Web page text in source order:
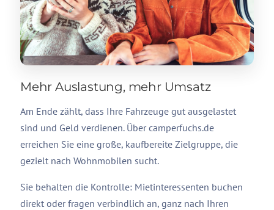
Mehr Auslastung, mehr Umsatz
Am Ende zählt, dass Ihre Fahrzeuge gut ausgelastet
sind und Geld verdienen. Über camperfuchs.de
erreichen Sie eine große, kaufbereite Zielgruppe, die
gezielt nach Wohnmobilen sucht.
Sie behalten die Kontrolle: Mietinteressenten buchen
direkt oder fragen verbindlich an, ganz nach Ihren